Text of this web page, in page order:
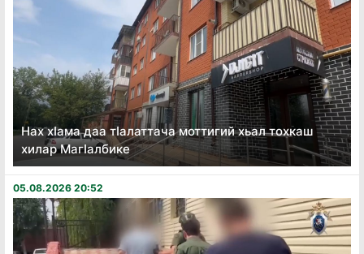
Нах хӏама даа тӏалаттача моттигий хьал тохкаш
хилар Магӏалбике
05.08.2026 20:52